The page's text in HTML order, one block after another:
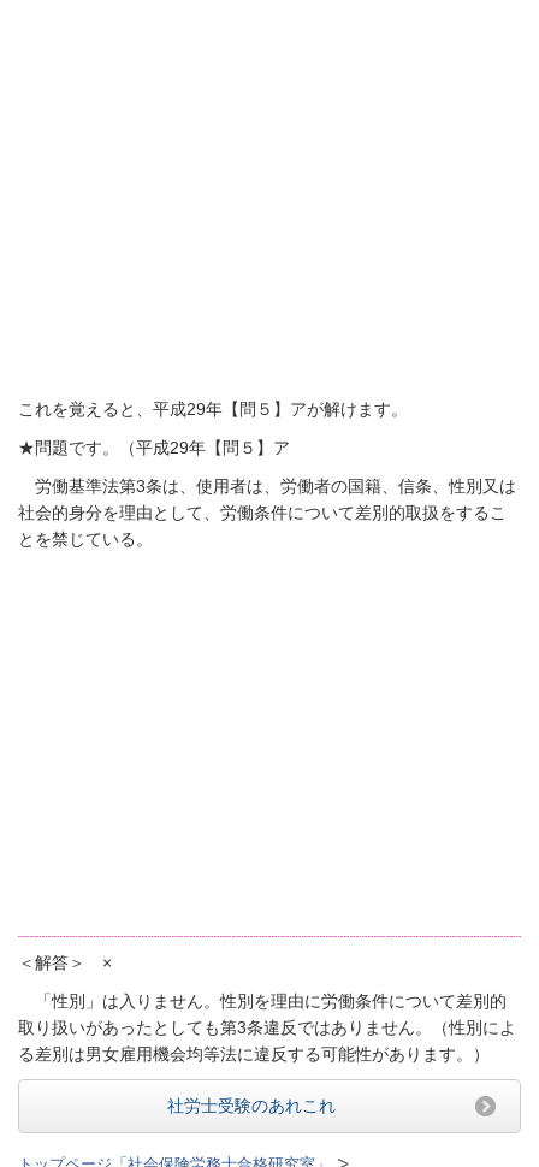
これを覚えると、平成29年【問５】アが解けます。
★問題です。（平成29年【問５】ア
労働基準法第3条は、使用者は、労働者の国籍、信条、性別又は
社会的身分を理由として、労働条件について差別的取扱をするこ
とを禁じている。
＜解答＞ ×
「性別」は入りません。性別を理由に労働条件について差別的
取り扱いがあったとしても第3条違反ではありません。（性別によ
る差別は男女雇用機会均等法に違反する可能性があります。）
社労士受験のあれこれ